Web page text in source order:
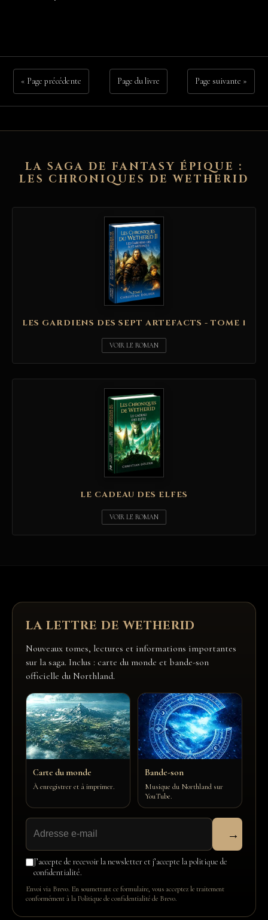
« Page précédente Page du livre Page suivante »
LA SAGA DE FANTASY ÉPIQUE :
LES CHRONIQUES DE WETHERID
LES GARDIENS DES SEPT ARTEFACTS - TOME 1
VOIR LE ROMAN
LE CADEAU DES ELFES
VOIR LE ROMAN
LA LETTRE DE WETHERID
Nouveaux tomes, lectures et informations importantes
sur la saga. Inclus : carte du monde et bande-son
officielle du Northland.
Carte du monde
À enregistrer et à imprimer.
Bande-son
Musique du Northland sur
YouTube.
→
J’accepte de recevoir la newsletter et j’accepte la politique de
confidentialité.
Envoi via Brevo. En soumettant ce formulaire, vous acceptez le traitement
conformément à laPolitique de confidentialité de Brevo.